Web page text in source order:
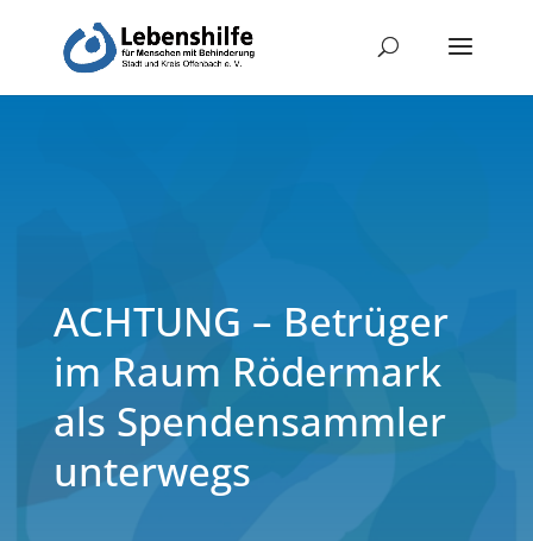
ACHTUNG – Betrüger
im Raum Rödermark
als Spendensammler
unterwegs